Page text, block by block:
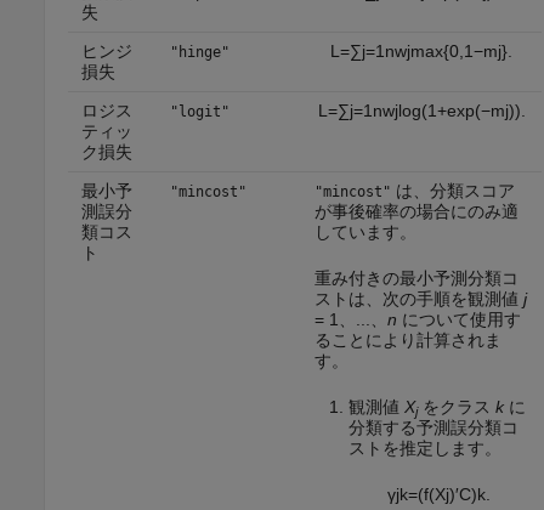
失
ヒンジ
損失
"hinge" L=∑j=1 nwjmax{0 1−mj}
ロジス
ティッ
ク損失
"logit" L =∑j=1 nwjlog(1+exp(−mj))
最小予
測誤分
類コス
ト
"mincost" "mincost" は、分類スコア
が事後確率の場合にのみ適
しています。
重み付きの最小予測分類コ
ストは、次の手順を観測値 j
= 1、...、 n について使用す
ることにより計算されま
す。
観測値 Xjをクラス kに
分類する予測誤分類コ
ストを推定します。
γjk=(f(Xj)′C)k.